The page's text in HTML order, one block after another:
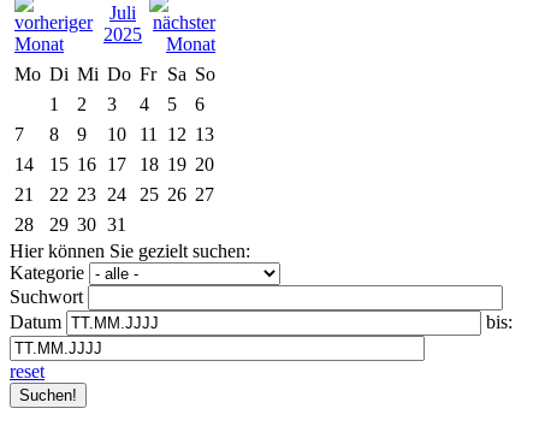
Juli
2025
Mo Di Mi Do Fr Sa So
1
2 3 4 5
6
7
8 9 10 11 12 13
14
15 16 17 18 19 20
21
22 23 24 25 26 27
28
29 30 31
Hier können Sie gezielt suchen:
Kategorie
Suchwort
Datum
bis:
reset